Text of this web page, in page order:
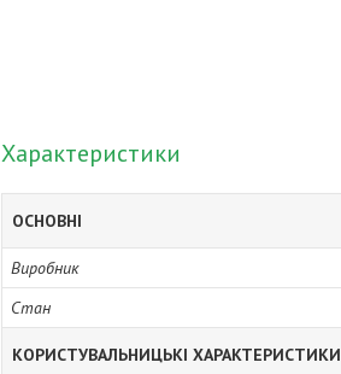
Характеристики
ОСНОВНІ
Виробник
Стан
КОРИСТУВАЛЬНИЦЬКІ ХАРАКТЕРИСТИКИ